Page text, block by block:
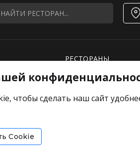
НАЙТИ РЕСТОРАН...
РЕСТОРАНЫ
НОВОСТИ
СПЕЦПРОЕКТЫ
чтобы сделать наш сайт
Cookie